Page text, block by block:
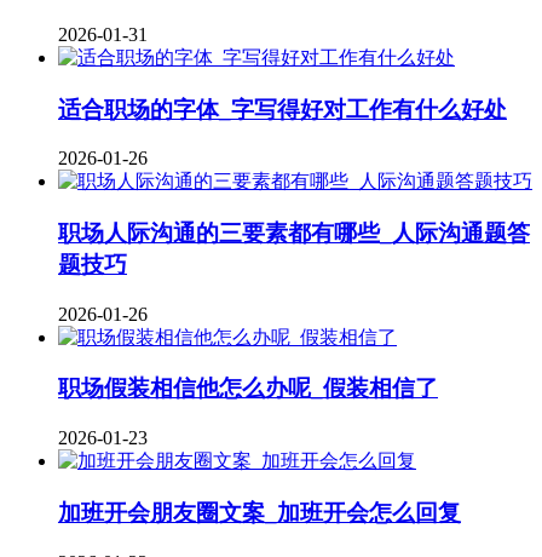
2026-01-31
适合职场的字体_字写得好对工作有什么好处
2026-01-26
职场人际沟通的三要素都有哪些_人际沟通题答
题技巧
2026-01-26
职场假装相信他怎么办呢_假装相信了
2026-01-23
加班开会朋友圈文案_加班开会怎么回复